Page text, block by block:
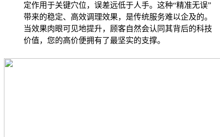
定作用于关键穴位，误差远低于人手。这种“精准无误”
带来的稳定、高效调理效果，是传统服务难以企及的。
当效果肉眼可见地提升，顾客自然会认同其背后的科技
价值，您的高价便拥有了最坚实的支撑。